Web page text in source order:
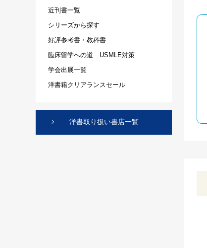
近刊書一覧
シリーズから探す
好評参考書・教科書
臨床留学への道 USMLE対策
学会出展一覧
洋書籍クリアランスセール
洋書取り扱い書店一覧